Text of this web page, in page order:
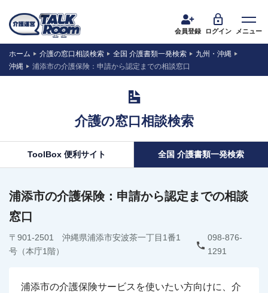
会員登録 ログイン メニュー
ホーム 介護の窓口相談検索 全国 介護書類一発検索
九州・沖縄
沖縄
浦添市の介護保険：申請から認定までの相談窓口
介護の窓口相談検索
ToolBox 便利サイト 全国 介護書類一発検索
浦添市の介護保険：申請から認定までの相談
窓口
〒901-2501 沖縄県浦添市安波茶一丁目1番1
号（本庁1階）
098-876-
1291
浦添市の介護保険サービスを使いたい方向けに、介